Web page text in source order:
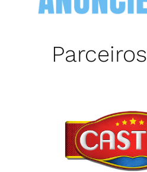
Parceiros